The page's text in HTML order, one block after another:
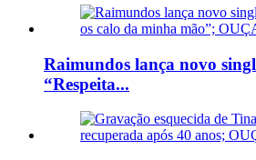
Raimundos lança novo
“Respeita...